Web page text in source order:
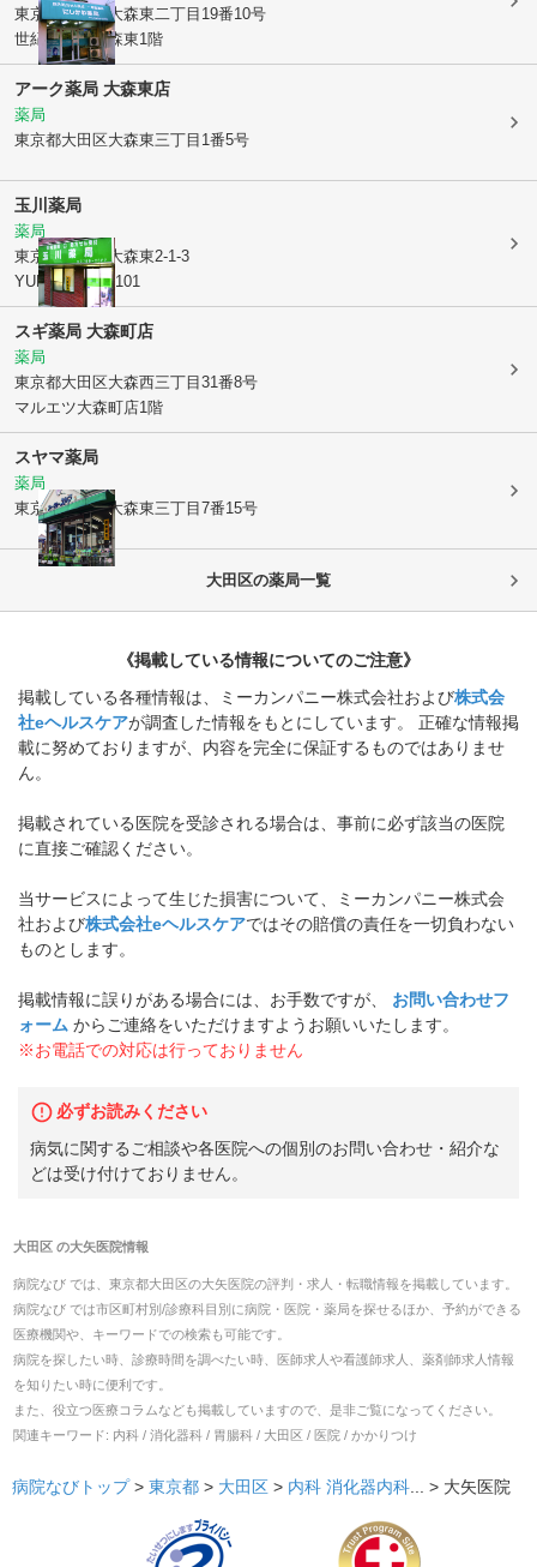
東京都大田区大森東二丁目19番10号
世紀コーポ大森東1階
アーク薬局 大森東店
薬局
東京都大田区大森東三丁目1番5号
玉川薬局
薬局
東京都大田区 大森東2-1-3
YUKEN大森東101
スギ薬局 大森町店
薬局
東京都大田区大森西三丁目31番8号
マルエツ大森町店1階
スヤマ薬局
薬局
東京都大田区大森東三丁目7番15号
大田区の薬局一覧
《掲載している情報についてのご注意》
掲載している各種情報は、ミーカンパニー株式会社および株式会
社eヘルスケアが調査した情報をもとにしています。 正確な情報掲
載に努めておりますが、内容を完全に保証するものではありませ
ん。
掲載されている医院を受診される場合は、事前に必ず該当の医院
に直接ご確認ください。
当サービスによって生じた損害について、ミーカンパニー株式会
社および株式会社eヘルスケアではその賠償の責任を一切負わない
ものとします。
掲載情報に誤りがある場合には、お手数ですが、
お問い合わせフ
ォーム からご連絡をいただけますようお願いいたします。
※お電話での対応は行っておりません
必ずお読みください
病気に関するご相談や各医院への個別のお問い合わせ・紹介な
どは受け付けておりません。
大田区の大矢医院情報
病院なび では、 東京都大田区の大矢医院の評判・求人・転職情報を掲載しています。
病院なび では市区町村別/診療科目別に病院・医院・薬局を探せるほか、予約ができる
医療機関や、キーワードでの検索も可能です。
病院を探したい時、診療時間を調べたい時、医師求人や看護師求人、薬剤師求人情報
を知りたい時に便利です。
また、役立つ医療コラムなども掲載していますので、是非ご覧になってください。
関連キーワード: 内科 / 消化器科 / 胃腸科 / 大田区 / 医院 / かかりつけ
病院なびトップ > 東京都 > 大田区 > 内科 消化器内科... > 大矢医院